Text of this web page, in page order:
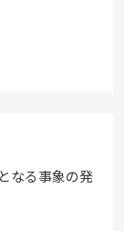
なる事象の発